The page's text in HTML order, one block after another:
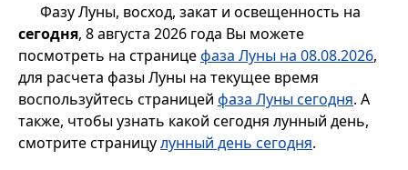
Фазу Луны, восход, закат и освещенность на
сегодня, 8 августа 2026 года Вы можете
посмотреть на страницефаза Луны на 08.08.2026,
для расчета фазы Луны на текущее время
воспользуйтесь страницей фаза Луны сегодня. А
также, чтобы узнать какой сегодня лунный день,
смотрите страницулунный день сегодня.